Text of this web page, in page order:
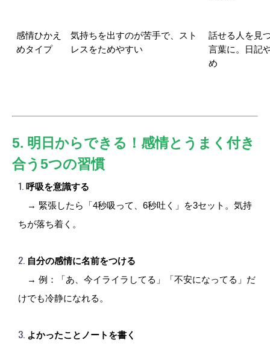
感情ひかえ
めタイプ
気持ちを出すのが苦手で、スト
レスをためやすい
話せる人を見
言葉に。日記
め
5. 明日からできる！感情とうまく付き
合う5つの習慣
呼吸を意識する
→ 緊張したら「4秒吸って、6秒吐く」を3セット。気持
ちが落ち着く。
自分の感情に名前をつける
→ 例：「あ、今イライラしてる」「不安になってる」だ
けでも冷静になれる。
よかったことノートを書く